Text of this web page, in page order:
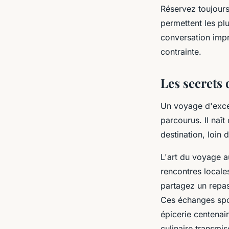
Réservez
permettent les
conversation
contrainte.
Les
Un voyage
parcourus. Il
destination, loin
L'art du voyage
rencontres
partagez un
Ces échanges
épicerie